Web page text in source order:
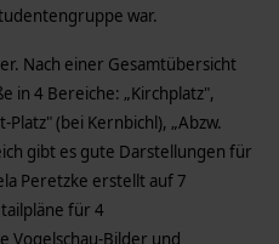
war.
Nach einer Gesamtübersicht
in 4 Bereiche: „Kirchplatz",
Platz" (bei Kernbichl), „Abzw.
gibt es gute Darstellungen für
Peretzke erstellt auf 7
für 4
Vogelschau-Bilder und